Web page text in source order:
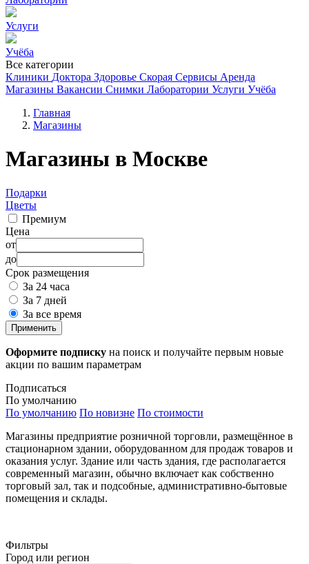
Услуги
Учёба
Все категории
Клиники Доктора Здоровье Скорая Сервисы Аренда
Магазины Вакансии Снимки Лаборатории Услуги Учёба
Главная
Магазины
Магазины в Москве
Подарки
Цветы
Премиум
Цена
от
до
Срок размещения
За 24 часа
За 7 дней
За все время
Применить
Оформите подписку на поиск и получайте первым новые
акции по вашим параметрам
Подписаться
По умолчанию
По умолчанию По новизне По стоимости
Магазины предприятие розничной торговли, размещённое в
стационарном здании, оборудованном для продаж товаров и
оказания услуг. Здание или часть здания, где располагается
современный магазин, обычно включает как собственно
торговый зал, так и подсобные, административно-бытовые
помещения и склады.
Фильтры
Город или регион